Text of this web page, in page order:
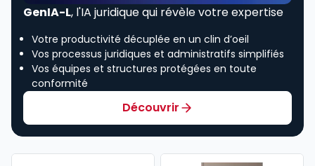
GenIA-L, l'IA juridique qui révèle votre expertise
Votre productivité décuplée en un clin d’oeil
Vos processus juridiques et administratifs simplifiés
Vos équipes et structures protégées en toute
conformité
Découvrir